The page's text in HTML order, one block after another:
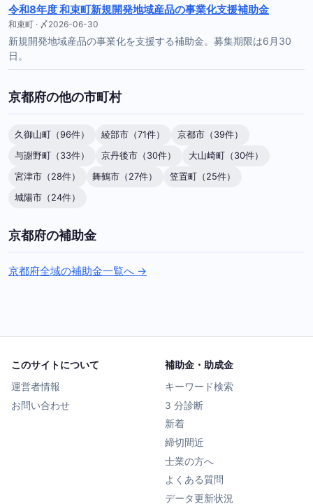
令和8年度 和束町新規開発地域産品の事業化支援補助金
和束町 · 〆2026-06-30
新規開発地域産品の事業化を支援する補助金。募集期限は6月30
日。
京都府の他の市町村
久御山町（96件） 綾部市（71件）
京都市（39件）
与謝野町（33件）
京丹後市（30件）
大山崎町（30件）
宮津市（28件）
舞鶴市（27件）
笠置町（25件）
城陽市（24件）
京都府の補助金
京都府全域の補助金一覧へ →
このサイトについて
運営者情報
お問い合わせ
補助金・助成金
キーワード検索
3 分診断
新着
締切間近
士業の方へ
よくある質問
データ更新状況